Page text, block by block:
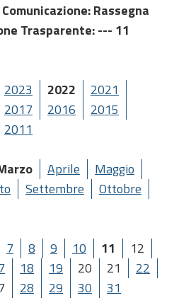
: Rassegna
Trasparente: --- 11
2023 2022
2021
2017 2016
2015
2011
Aprile
Maggio
Settembre
Ottobre
7 8 9 10 11
12
18 19 20 21
22
28 29 30 31